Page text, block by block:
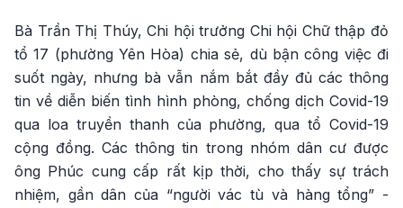
Bà Trần Thị Thúy, Chi hội trưởng Chi hội Chữ thập đỏ
tổ 17 (phường Yên Hòa) chia sẻ, dù bận công việc đi
suốt ngày, nhưng bà vẫn nắm bắt đầy đủ các thông
tin về diễn biến tình hình phòng, chống dịch Covid-19
qua loa truyền thanh của phường, qua tổ Covid-19
cộng đồng. Các thông tin trong nhóm dân cư được
ông Phúc cung cấp rất kịp thời, cho thấy sự trách
nhiệm, gần dân của “người vác tù và hàng tổng” -